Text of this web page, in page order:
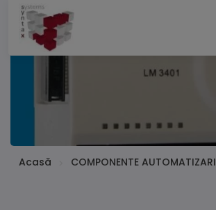
Acasă COMPONENTE AUTOMATIZARI